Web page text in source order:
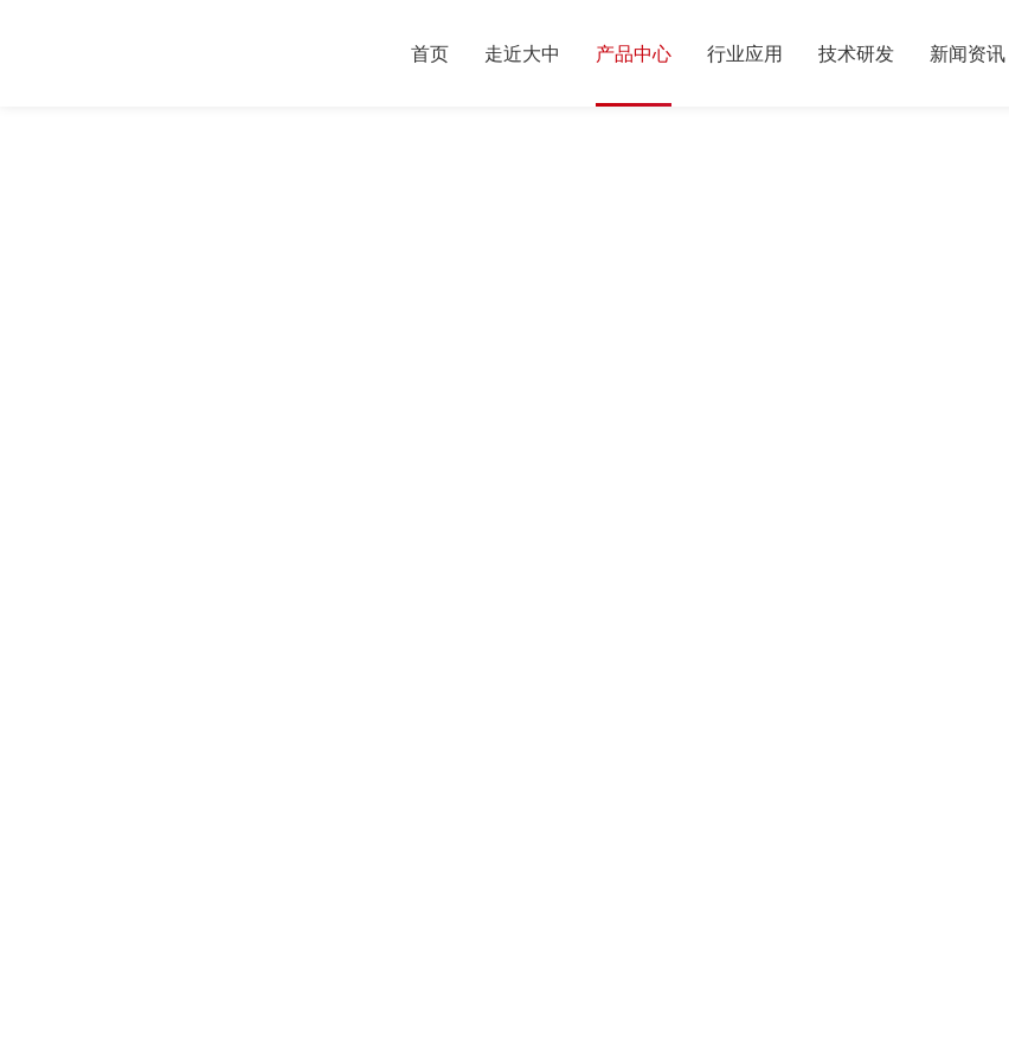
首页 走近大中 产品中心 行业应用 技术研发 新闻资讯